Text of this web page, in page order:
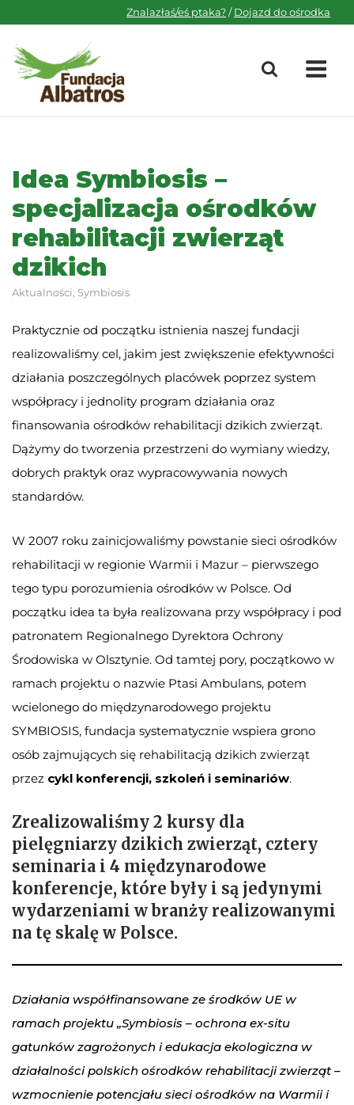
to
content
Znalazłaś/eś ptaka?/Dojazd do ośrodka
Idea Symbiosis –
specjalizacja ośrodków
rehabilitacji zwierząt
dzikich
Aktualności, Symbiosis
Praktycznie od początku istnienia naszej fundacji
realizowaliśmy cel, jakim jest zwiększenie efektywności
działania poszczególnych placówek poprzez system
współpracy i jednolity program działania oraz
finansowania ośrodków rehabilitacji dzikich zwierząt.
Dążymy do tworzenia przestrzeni do wymiany wiedzy,
dobrych praktyk oraz wypracowywania nowych
standardów.
W 2007 roku zainicjowaliśmy powstanie sieci ośrodków
rehabilitacji w regionie Warmii i Mazur – pierwszego
tego typu porozumienia ośrodków w Polsce. Od
początku idea ta była realizowana przy współpracy i pod
patronatem Regionalnego Dyrektora Ochrony
Środowiska w Olsztynie. Od tamtej pory, początkowo w
ramach projektu o nazwie Ptasi Ambulans, potem
wcielonego do międzynarodowego projektu
SYMBIOSIS, fundacja systematycznie wspiera grono
osób zajmujących się rehabilitacją dzikich zwierząt
przez cykl konferencji, szkoleń i seminariów.
Zrealizowaliśmy 2 kursy dla
pielęgniarzy dzikich zwierząt, cztery
seminaria i 4 międzynarodowe
konferencje, które były i są jedynymi
wydarzeniami w branży realizowanymi
na tę skalę w Polsce.
Działania współfinansowane ze środków UE w
ramach projektu „Symbiosis – ochrona ex-situ
gatunków zagrożonych i edukacja ekologiczna w
działalności polskich ośrodków rehabilitacji zwierząt –
wzmocnienie potencjału sieci ośrodków na Warmii i